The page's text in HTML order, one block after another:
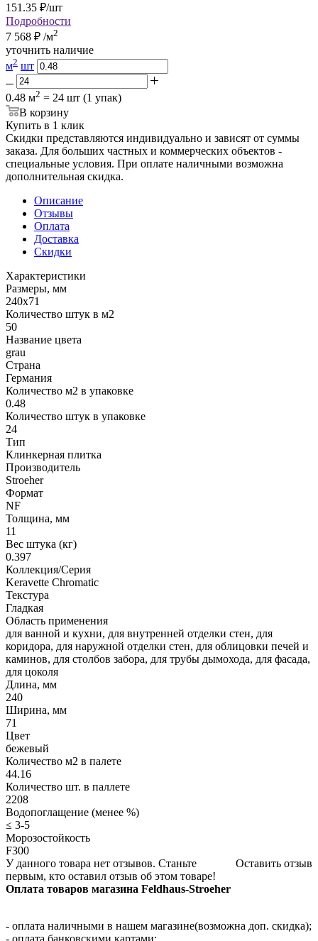
151.35 ₽/шт
Подробности
7 568 ₽ /м2
уточнить наличие
м2 шт
0.48 м2 = 24 шт (1 упак)
В корзину
Купить в 1 клик
Скидки представляются индивидуально и зависят от суммы
заказа. Для больших частных и коммерческих объектов -
специальные условия. При оплате наличными возможна
дополнительная скидка.
Описание
Отзывы
Оплата
Доставка
Скидки
Характеристики
Размеры, мм
240x71
Количество штук в м2
50
Название цвета
grau
Страна
Германия
Количество м2 в упаковке
0.48
Количество штук в упаковке
24
Тип
Клинкерная плитка
Производитель
Stroeher
Формат
NF
Толщина, мм
11
Вес штука (кг)
0.397
Коллекция/Серия
Keravette Chromatic
Текстура
Гладкая
Область применения
для ванной и кухни, для внутренней отделки стен, для
коридора, для наружной отделки стен, для облицовки печей и
каминов, для столбов забора, для трубы дымохода, для фасада,
для цоколя
Длина, мм
240
Ширина, мм
71
Цвет
бежевый
Количество м2 в палете
44.16
Количество шт. в паллете
2208
Водопоглащение (менее %)
≤ 3-5
Морозостойкость
F300
Оставить отзыв
У данного товара нет отзывов. Станьте
первым, кто оставил отзыв об этом товаре!
Оплата товаров магазина Feldhaus-Stroeher
- оплата наличными в нашем магазине(возможна доп. скидка);
- оплата банковскими картами;